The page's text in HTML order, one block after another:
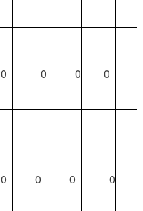
0 0 0 0
0 0 0 0